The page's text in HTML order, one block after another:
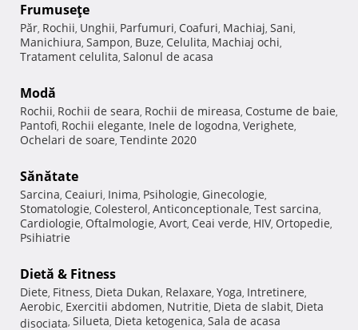
Frumuseţe
Păr, Rochii, Unghii, Parfumuri, Coafuri, Machiaj, Sani,
Manichiura, Sampon, Buze, Celulita, Machiaj ochi,
Tratament celulita, Salonul de acasa
Modă
Rochii, Rochii de seara, Rochii de mireasa, Costume de baie,
Pantofi, Rochii elegante, Inele de logodna, Verighete,
Ochelari de soare, Tendinte 2020
Sănătate
Sarcina, Ceaiuri, Inima, Psihologie, Ginecologie,
Stomatologie, Colesterol, Anticonceptionale, Test sarcina,
Cardiologie, Oftalmologie, Avort, Ceai verde, HIV, Ortopedie,
Psihiatrie
Dietă & Fitness
Diete, Fitness, Dieta Dukan, Relaxare, Yoga, Intretinere,
Aerobic, Exercitii abdomen, Nutritie, Dieta de slabit, Dieta
disociata, Silueta, Dieta ketogenica, Sala de acasa